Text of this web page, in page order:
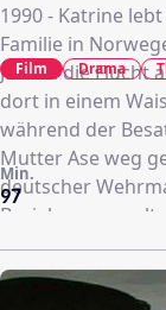
1990 - Katrine
Familie in
Jahren die Flucht
dort in einem
während der
Mutter Ase weg
deutscher
Beziehungen
rassisch
selbst
Bjarte, hat diese
97
Min.
Film Drama